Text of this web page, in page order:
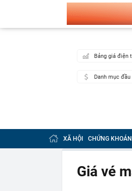
Bảng giá điện
Danh mục
XÃ HỘI CHỨNG KHOÁN
Giá vé